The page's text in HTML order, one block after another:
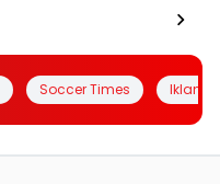
Soccer Times Iklanin